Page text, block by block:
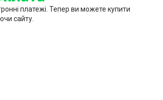
платежі. Тепер ви можете купити
сайту.